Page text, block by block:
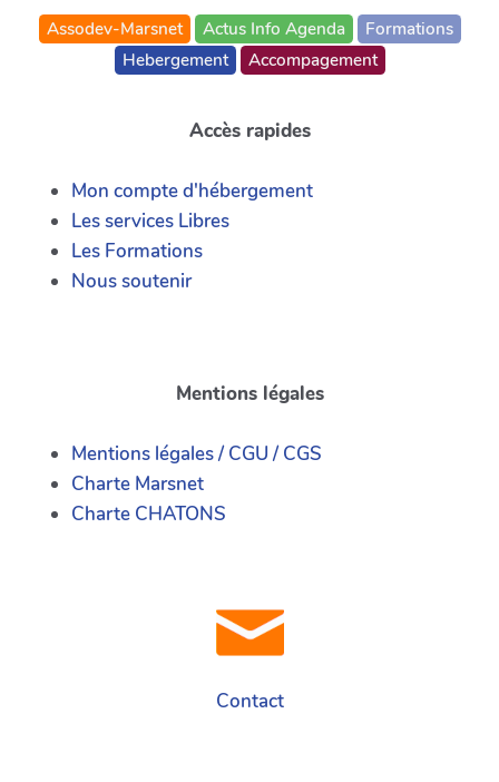
Assodev-Marsnet Actus Info Agenda
Formations
Hebergement
Accompagement
Accès rapides
Mon compte d'hébergement
Les services Libres
Les Formations
Nous soutenir
Mentions légales
Mentions légales / CGU / CGS
Charte Marsnet
Charte CHATONS
Contact